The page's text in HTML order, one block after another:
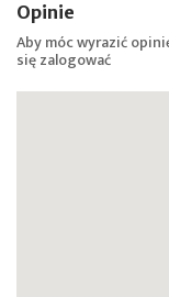
Opinie
Aby móc wyrazić
sięzalogować